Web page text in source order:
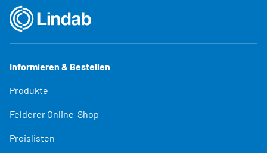
Informieren & Bestellen
Produkte
Felderer Online-Shop
Preislisten